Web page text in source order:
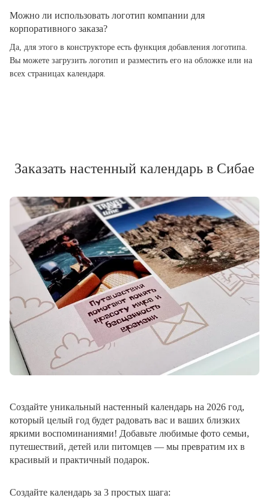
Можно ли использовать логотип компании для
корпоративного заказа?
Да, для этого в конструкторе есть функция добавления логотипа.
Вы можете загрузить логотип и разместить его на обложке или на
всех страницах календаря.
Заказать настенный календарь в Сибае
Создайте уникальный настенный календарь на 2026 год,
который целый год будет радовать вас и ваших близких
яркими воспоминаниями! Добавьте любимые фото семьи,
путешествий, детей или питомцев — мы превратим их в
красивый и практичный подарок.
Создайте календарь за 3 простых шага: